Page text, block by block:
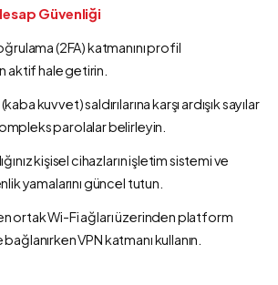
Güvenliği
(2FA) katmanını profil
aktif hale getirin.
kuvvet) saldırılarına karşı ardışık sayılar
parolalar belirleyin.
kişisel cihazların işletim sistemi ve
yamalarını güncel tutun.
ortak Wi-Fi ağları üzerinden platform
VPN katmanı kullanın.